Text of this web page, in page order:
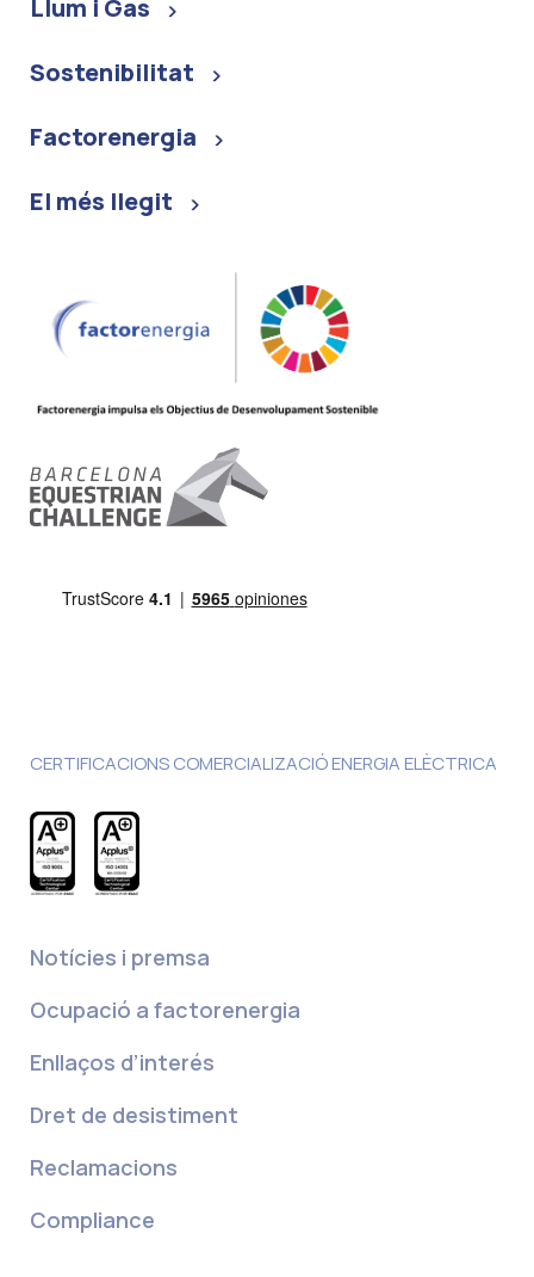
Llum i Gas
Sostenibilitat
Factorenergia
El més llegit
CERTIFICACIONS COMERCIALIZACIÓ ENERGIA ELÈCTRICA
Notícies i premsa
Ocupació a factorenergia
Enllaços d’interés
Dret de desistiment
Reclamacions
Compliance